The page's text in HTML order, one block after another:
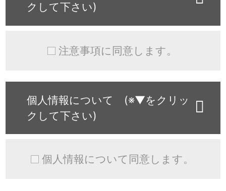
クして下さい)
注意事項に同意します。
個人情報について (※▼をクリッ
クして下さい)
個人情報について同意します。